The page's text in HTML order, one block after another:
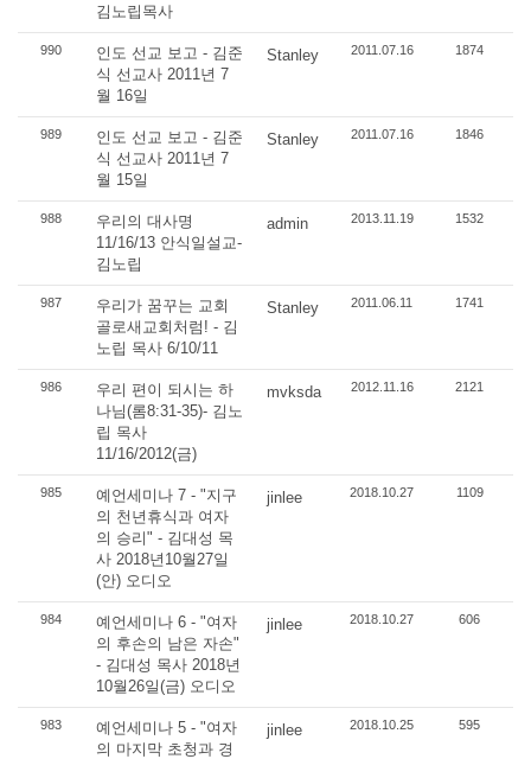
김노립목사
990
인도 선교 보고 - 김준
식 선교사 2011년 7
월 16일
Stanley 2011.07.16 1874
989
인도 선교 보고 - 김준
식 선교사 2011년 7
월 15일
Stanley 2011.07.16 1846
988
우리의 대사명
11/16/13 안식일설교-
김노립
admin 2013.11.19 1532
987
우리가 꿈꾸는 교회
골로새교회처럼! - 김
노립 목사 6/10/11
Stanley 2011.06.11 1741
986
우리 편이 되시는 하
나님(롬8:31-35)- 김노
립 목사
11/16/2012(금)
mvksda 2012.11.16 2121
985
예언세미나 7 - "지구
의 천년휴식과 여자
의 승리" - 김대성 목
사 2018년10월27일
(안) 오디오
jinlee 2018.10.27 1109
984
예언세미나 6 - "여자
의 후손의 남은 자손"
- 김대성 목사 2018년
10월26일(금) 오디오
jinlee 2018.10.27 606
983
예언세미나 5 - "여자
의 마지막 초청과 경
jinlee 2018.10.25 595